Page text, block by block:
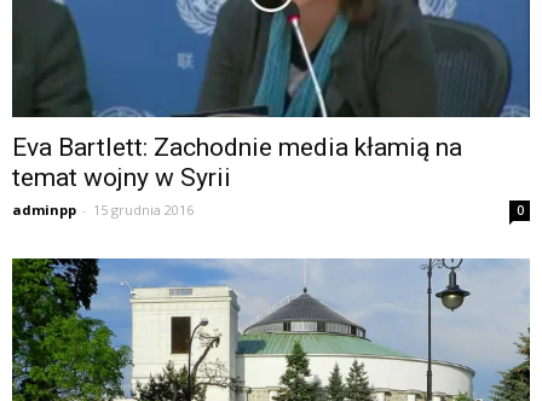
Eva Bartlett: Zachodnie media kłamią na
temat wojny w Syrii
adminpp - 15 grudnia 2016 0